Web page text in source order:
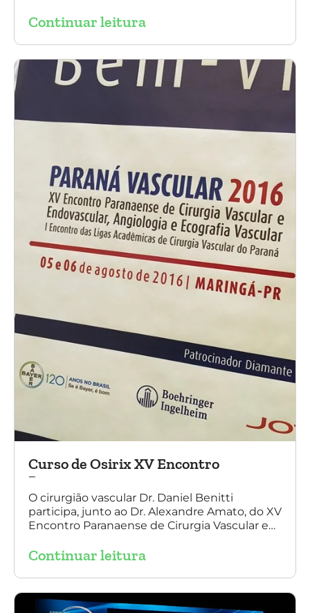
aneurisma da Aorta.
Continuar leitura
Curso de Osirix XV Encontro
Paranaense
O cirurgião vascular Dr. Daniel Benitti
participa, junto ao Dr. Alexandre Amato, do XV
Encontro Paranaense de Cirurgia Vascular e
Continuar leitura